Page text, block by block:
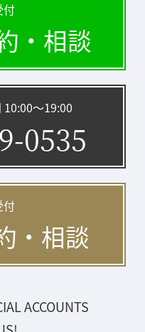
〜19:00
0535
付
・相談
付
・相談
ACCOUNTS